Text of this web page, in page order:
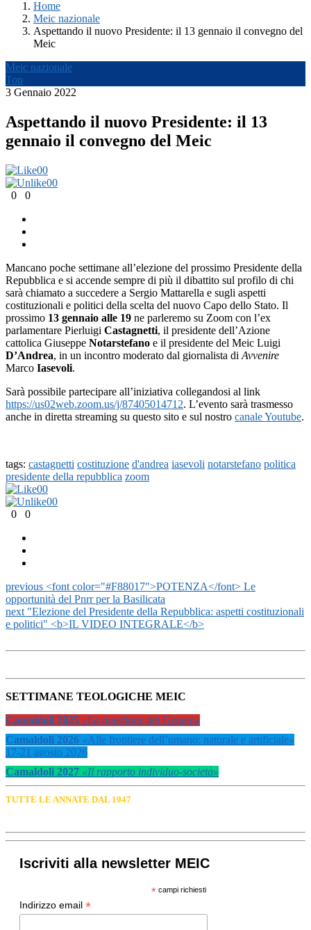
Home
Meic nazionale
Aspettando il nuovo Presidente: il 13 gennaio il convegno del
Meic
Meic nazionale
Top
3 Gennaio 2022
Aspettando il nuovo Presidente: il 13
gennaio il convegno del Meic
00
00
0
0
Mancano poche settimane all’elezione del prossimo Presidente della
Repubblica e si accende sempre di più il dibattito sul profilo di chi
sarà chiamato a succedere a Sergio Mattarella e sugli aspetti
costituzionali e politici della scelta del nuovo Capo dello Stato. Il
prossimo 13 gennaio alle 19 ne parleremo su Zoom con l’ex
parlamentare Pierluigi Castagnetti, il presidente dell’Azione
cattolica Giuseppe Notarstefano e il presidente del Meic Luigi
D’Andrea, in un incontro moderato dal giornalista di Avvenire
Marco Iasevoli.
Sarà possibile partecipare all’iniziativa collegandosi al link
https://us02web.zoom.us/j/87405014712. L’evento sarà trasmesso
anche in diretta streaming su questo sito e sul nostro canale Youtube.
tags: castagnetti costituzione d'andrea iasevoli notarstefano politica
presidente della repubblica zoom
00
00
0
0
previous <font color="#F88017">POTENZA</font> Le
opportunità del Pnrr per la Basilicata
next "Elezione del Presidente della Repubblica: aspetti costituzionali
e politici" <b>IL VIDEO INTEGRALE</b>
SETTIMANE TEOLOGICHE MEIC
Camaldoli 2025 «La questione del Genere»
Camaldoli 2026 «Alle frontiere dell’umano: naturale e artificiale»
17-21 agosto 2026
Camaldoli 2027 «Il rapporto individuo-società»
TUTTE LE ANNATE DAL 1947
Iscriviti alla newsletter MEIC
*campi richiesti
Indirizzo email *